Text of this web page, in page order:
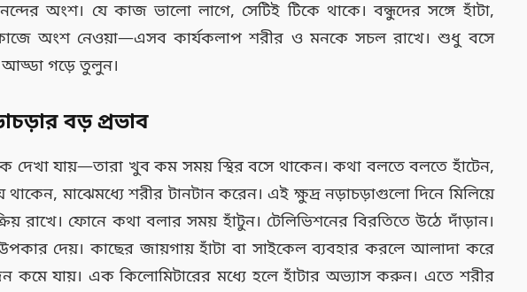
অংশ। যে কাজ ভালো লাগে, সেটিই টিকে থাকে। বন্ধুদের সঙ্গে হাঁটা,
কাজে অংশ নেওয়া—এসব কার্যকলাপ শরীর ও মনকে সচল রাখে। শুধু বসে
গড়ে তুলুন।
বড় প্রভাব
দেখা যায়—তারা খুব কম সময় স্থির বসে থাকেন। কথা বলতে বলতে হাঁটেন,
মাঝেমধ্যে শরীর টানটান করেন। এই ক্ষুদ্র নড়াচড়াগুলো দিনে মিলিয়ে
রাখে। ফোনে কথা বলার সময় হাঁটুন। টেলিভিশনের বিরতিতে উঠে দাঁড়ান।
দেয়। কাছের জায়গায় হাঁটা বা সাইকেল ব্যবহার করলে আলাদা করে
কমে যায়। এক কিলোমিটারের মধ্যে হলে হাঁটার অভ্যাস করুন। এতে শরীর